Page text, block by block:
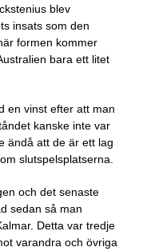
blev
insats som den
formen kommer
bara ett litet
en vinst efter att man
kanske inte var
ändå att de är ett lag
slutspelsplatserna.
och det senaste
sedan så man
Detta var tredje
varandra och övriga